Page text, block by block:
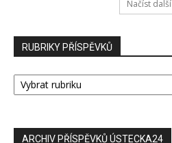
Načíst další
RUBRIKY PŘÍSPĚVKŮ
RUBRIKY
PŘÍSPĚVKŮ
ARCHIV PŘÍSPĚVKŮ ÚSTECKA24